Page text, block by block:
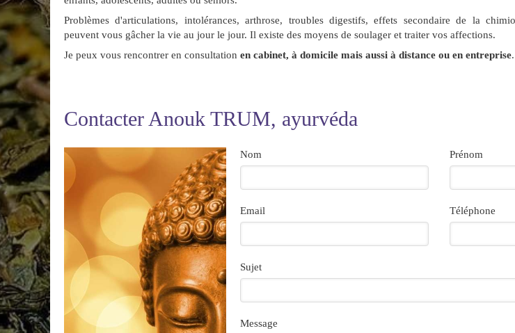
Problèmes d'articulations, intolérances, arthrose, troubles digestifs, effets secondaire de la
peuvent vous gâcher la vie au jour le jour. Il existe des moyens de soulager et traiter vos affections.
Je peux vous rencontrer en consultation en cabinet, à domicile mais aussi à distance ou en entreprise.
Contacter Anouk TRUM, ayurvéda
Nom Prénom
Email Téléphone
Sujet
Message